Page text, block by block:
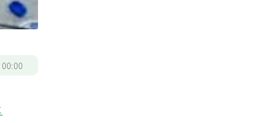
00:00